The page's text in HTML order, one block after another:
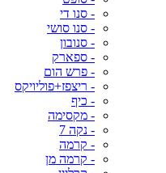
- סנו די
- סנו סושי
- סנובון
- ספארק
- פרש הום
- ריצפז+פוליויקס
- כיף
- מקסימה
- נקה 7
- קרמה
- קרמה מן